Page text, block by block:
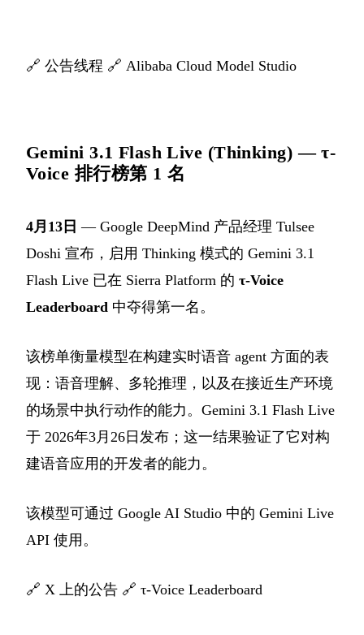
🔗 公告线程 🔗 Alibaba Cloud Model Studio
Gemini 3.1 Flash Live (Thinking) — τ-
Voice 排行榜第 1 名
4月13日 — Google DeepMind 产品经理 Tulsee
Doshi 宣布，启用 Thinking 模式的 Gemini 3.1
Flash Live 已在 Sierra Platform 的 τ-Voice
Leaderboard 中夺得第一名。
该榜单衡量模型在构建实时语音 agent 方面的表
现：语音理解、多轮推理，以及在接近生产环境
的场景中执行动作的能力。Gemini 3.1 Flash Live
于 2026年3月26日发布；这一结果验证了它对构
建语音应用的开发者的能力。
该模型可通过 Google AI Studio 中的 Gemini Live
API 使用。
🔗 X 上的公告 🔗 τ-Voice Leaderboard